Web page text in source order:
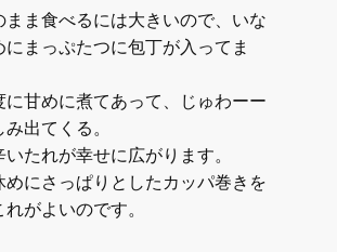
まま食べるには大きいので、いな
にまっぷたつに包丁が入ってま
に甘めに煮てあって、じゅわーー
出てくる。
たれが幸せに広がります。
めにさっぱりとしたカッパ巻きを
がよいのです。